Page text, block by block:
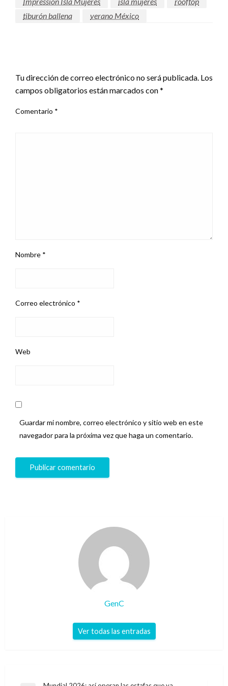
tiburón ballena
verano México
Tu dirección de correo electrónico no será publicada. Los
campos obligatorios están marcados con*
Comentario *
Nombre *
Correo electrónico *
Web
Guardar mi nombre, correo electrónico y sitio web en este
navegador para la próxima vez que haga un comentario.
GenC
Ver todas las entradas